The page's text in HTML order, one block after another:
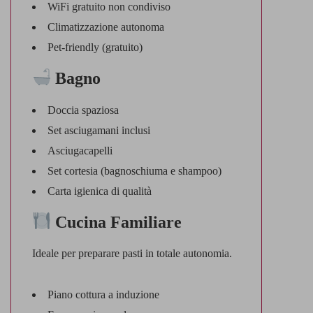
WiFi gratuito non condiviso
Climatizzazione autonoma
Pet-friendly (gratuito)
Bagno
Doccia spaziosa
Set asciugamani inclusi
Asciugacapelli
Set cortesia (bagnoschiuma e shampoo)
Carta igienica di qualità
Cucina Familiare
Ideale per preparare pasti in totale autonomia.
Piano cottura a induzione